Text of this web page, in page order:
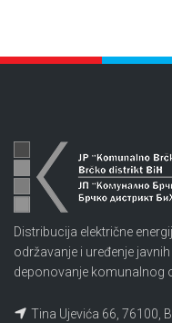
Distribucija električne
održavanje i uređenje
deponovanje komunalnog
Tina Ujevića 66, 76100,